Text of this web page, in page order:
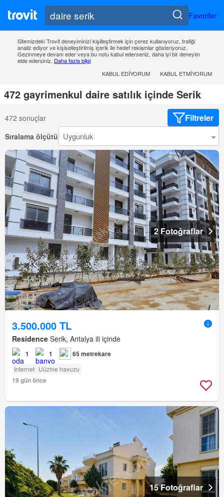
Favoriler
Sitemizdeki Trovit deneyiminizi kişilleştirmek için çerez kullanıyoruz, trafiği
analiz ediyor ve kişiselleştirilmiş içerik ile hedef reklamlar gösteriyoruz.
Gezinmeye devam eder veya bu notu kabul ederseniz, daha iyi bir deneyim
elde edersiniz. Daha fazla bilgi
KABUL EDIYORUM
KABUL ETMIYORUM
472 gayrimenkul daire satılık içinde Serik
472 sonuçlar Filtreler
Sıralama ölçütü
2 Fotoğraflar
3.500.000 TL
Residence Serik, Antalya ili içinde
1 1 65 metrekare
Internet Uüzme havuzu
19 gün önce
15 Fotoğraflar